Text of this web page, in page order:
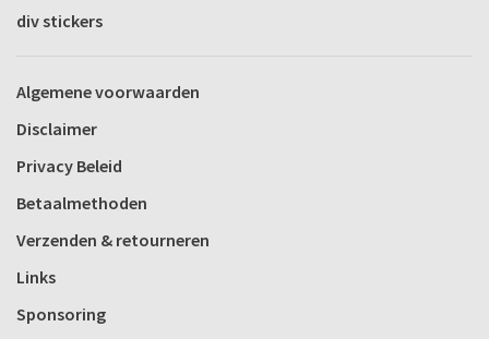
div stickers
Algemene voorwaarden
Disclaimer
Privacy Beleid
Betaalmethoden
Verzenden & retourneren
Links
Sponsoring